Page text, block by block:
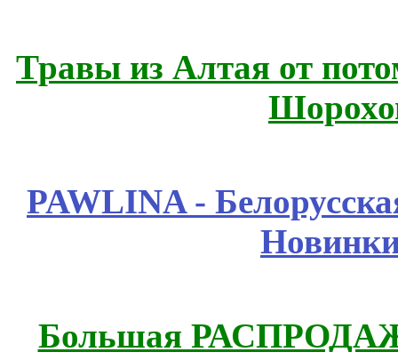
Травы из Алтая от
PAWLINA -
Большая